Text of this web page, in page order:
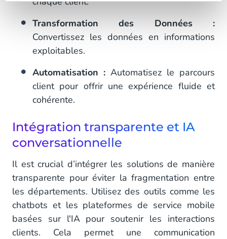
Transformation des Données :
Convertissez les données en informations
exploitables.
Automatisation :Automatisez le parcours
client pour offrir une expérience fluide et
cohérente.
Intégration transparente et IA
conversationnelle
Il est crucial d’intégrer les solutions de manière
transparente pour éviter la fragmentation entre
les départements. Utilisez des outils comme les
chatbots et les plateformes de service mobile
basées sur l'IA pour soutenir les interactions
clients. Cela permet une communication